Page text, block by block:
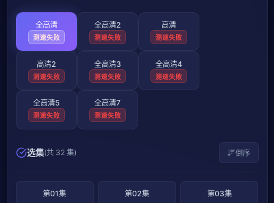
全高清
测速失败
全高清2
测速失败
高清
测速失败
高清2
测速失败
全高清3
测速失败
全高清4
测速失败
全高清5
测速失败
全高清7
测速失败
选集(共 32 集) 倒序
第01集 第02集 第03集